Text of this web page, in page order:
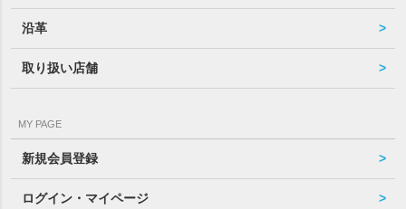
沿革
取り扱い店舗
MY PAGE
新規会員登録
ログイン・マイページ